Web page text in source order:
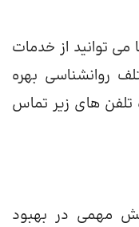
می توانید از خدمات
روانشناسی بهره
تلفن های زیر تماس
مهمی در بهبود